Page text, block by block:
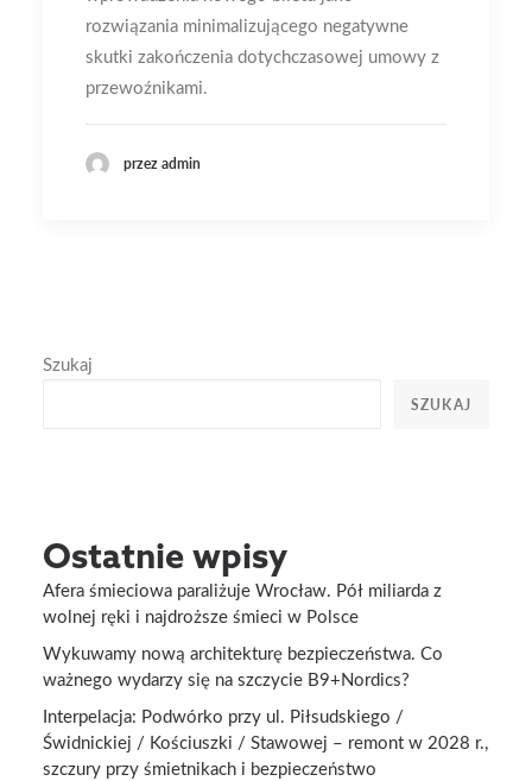
rozwiązania minimalizującego negatywne
skutki zakończenia dotychczasowej umowy z
przewoźnikami.
przez admin
Szukaj
SZUKAJ
Ostatnie wpisy
Afera śmieciowa paraliżuje Wrocław. Pół miliarda z
wolnej ręki i najdroższe śmieci w Polsce
Wykuwamy nową architekturę bezpieczeństwa. Co
ważnego wydarzy się na szczycie B9+Nordics?
Interpelacja: Podwórko przy ul. Piłsudskiego /
Świdnickiej / Kościuszki / Stawowej – remont w 2028 r.,
szczury przy śmietnikach i bezpieczeństwo